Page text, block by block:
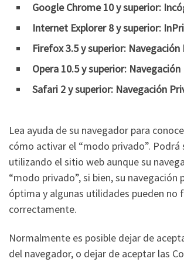
Google Chrome 10 y superior:
Internet Explorer 8 y superior:
Firefox 3.5 y superior: Navegación
Opera 10.5 y superior:
Safari 2 y superior: Navegación
Lea ayuda de su navegador para
cómo activar el “modo privado”. Podrá
utilizando el sitio web aunque su
“modo privado”, si bien, su navegación
óptima y algunas utilidades pueden no
correctamente.
Normalmente es posible dejar de
del navegador, o dejar de aceptar las